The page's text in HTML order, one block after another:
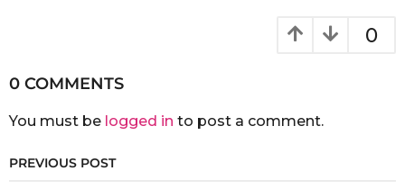
0
0 COMMENTS
You must be logged in to post a comment.
PREVIOUS POST